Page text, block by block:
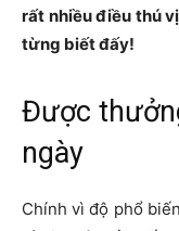
rất nhiều điều thú
từng biết đấy!
Được
ngày
Chính vì độ phổ